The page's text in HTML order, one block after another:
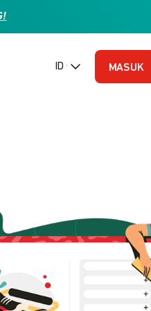
ID (Bahasa Indonesia)
MASUK